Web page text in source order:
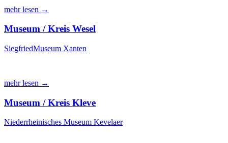
mehr lesen →
Museum / Kreis Wesel
SiegfriedMuseum Xanten
mehr lesen →
Museum / Kreis Kleve
Niederrheinisches Museum Kevelaer